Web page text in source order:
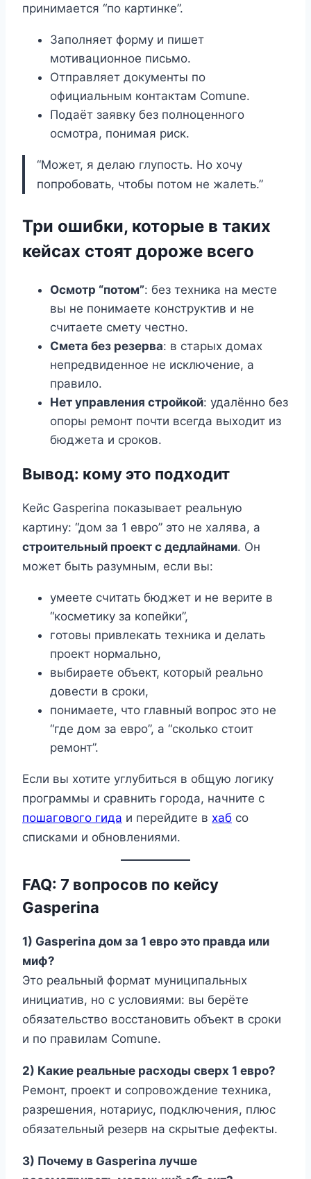
принимается “по картинке”.
Заполняет форму и пишет
мотивационное письмо.
Отправляет документы по
официальным контактам Comune.
Подаёт заявку без полноценного
осмотра, понимая риск.
“Может, я делаю глупость. Но хочу
попробовать, чтобы потом не жалеть.”
Три ошибки, которые в таких
кейсах стоят дороже всего
Осмотр “потом”: без техника на месте
вы не понимаете конструктив и не
считаете смету честно.
Смета без резерва: в старых домах
непредвиденное не исключение, а
правило.
Нет управления стройкой: удалённо без
опоры ремонт почти всегда выходит из
бюджета и сроков.
Вывод: кому это подходит
Кейс Gasperina показывает реальную
картину: “дом за 1 евро” это не халява, а
строительный проект с дедлайнами. Он
может быть разумным, если вы:
умеете считать бюджет и не верите в
“косметику за копейки”,
готовы привлекать техника и делать
проект нормально,
выбираете объект, который реально
довести в сроки,
понимаете, что главный вопрос это не
“где дом за евро”, а “сколько стоит
ремонт”.
Если вы хотите углубиться в общую логику
программы и сравнить города, начните с
пошагового гида и перейдите в хаб со
списками и обновлениями.
FAQ: 7 вопросов по кейсу
Gasperina
1) Gasperina дом за 1 евро это правда или
миф?
Это реальный формат муниципальных
инициатив, но с условиями: вы берёте
обязательство восстановить объект в сроки
и по правилам Comune.
2) Какие реальные расходы сверх 1 евро?
Ремонт, проект и сопровождение техника,
разрешения, нотариус, подключения, плюс
обязательный резерв на скрытые дефекты.
3) Почему в Gasperina лучше